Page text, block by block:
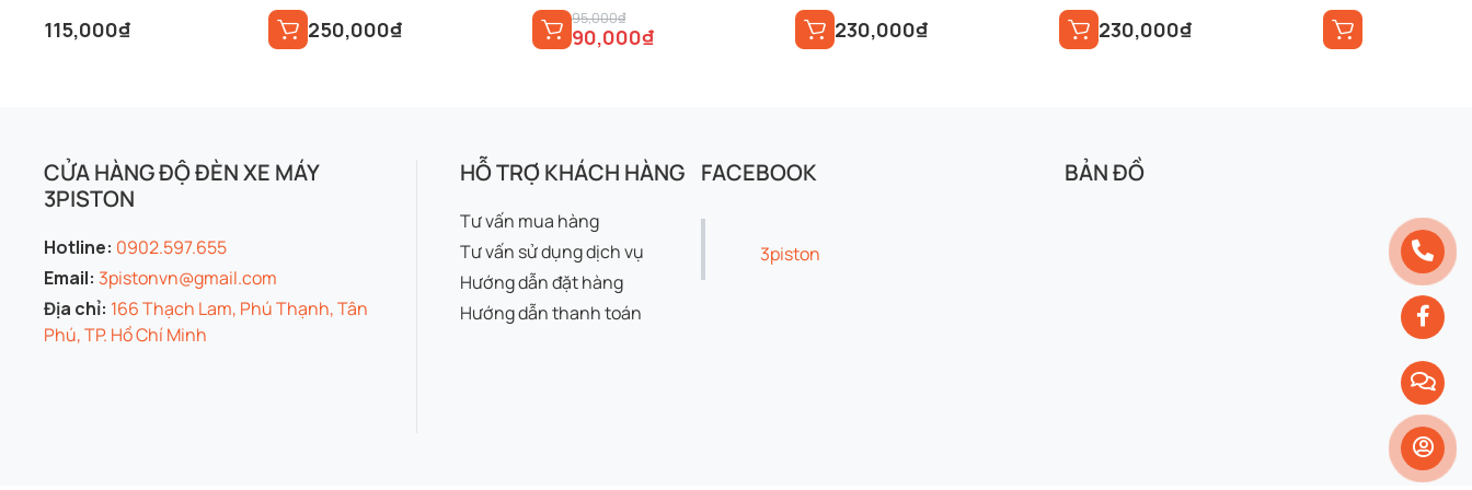
115,000₫ 250,000₫ 95,000₫
Giá
gốc
90,000₫
Giá
hiện
230,000₫ 230,000₫
CỬA HÀNG ĐỘ ĐÈN XE MÁY
3PISTON
Hotline: 0902.597.655
Email: 3pistonvn@gmail.com
Địa chỉ: 166 Thạch Lam, Phú Thạnh, Tân
Phú, TP. Hồ Chí Minh
HỖ TRỢ KHÁCH HÀNG
Tư vấn mua hàng
Tư vấn sử dụng dịch vụ
Hướng dẫn đặt hàng
Hướng dẫn thanh toán
FACEBOOK
3piston
BẢN ĐỒ